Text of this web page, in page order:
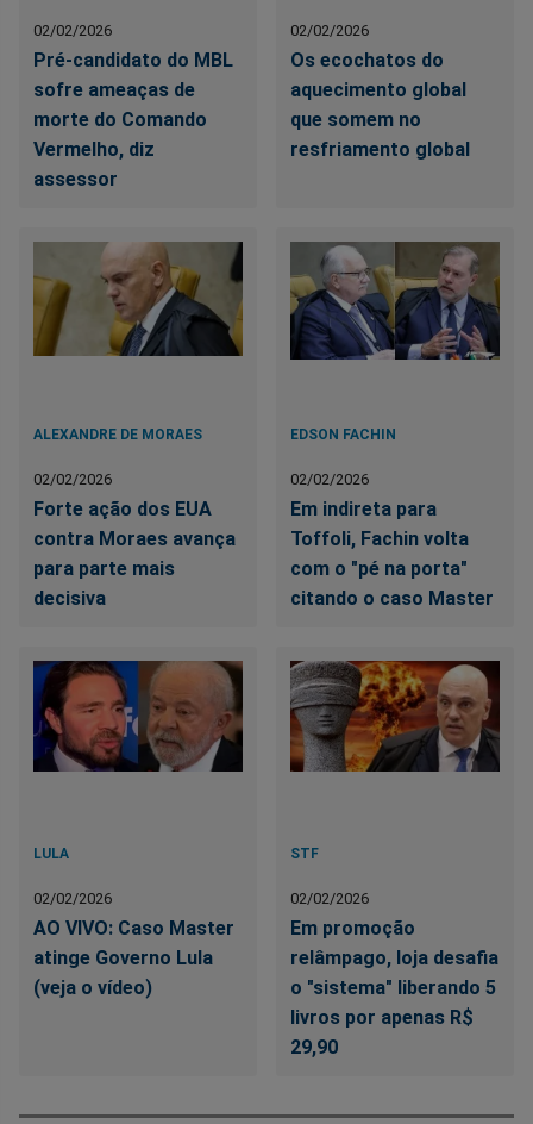
02/02/2026
Pré-candidato do MBL
sofre ameaças de
morte do Comando
Vermelho, diz
assessor
02/02/2026
Os ecochatos do
aquecimento global
que somem no
resfriamento global
ALEXANDRE DE MORAES
02/02/2026
Forte ação dos EUA
contra Moraes avança
para parte mais
decisiva
EDSON FACHIN
02/02/2026
Em indireta para
Toffoli, Fachin volta
com o "pé na porta"
citando o caso Master
LULA
02/02/2026
AO VIVO: Caso Master
atinge Governo Lula
(veja o vídeo)
STF
02/02/2026
Em promoção
relâmpago, loja desafia
o "sistema" liberando 5
livros por apenas R$
29,90